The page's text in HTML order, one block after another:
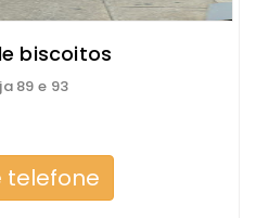
biscoitos
89 e 93
telefone